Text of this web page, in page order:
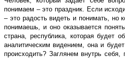
понимаем – это праздник. Если
– это радость видеть и понимать, но
понимаешь, и оно оказывается
страна, республика, которая будет
аналитическим видением, она и
происходить? Заглянем внутрь себя,